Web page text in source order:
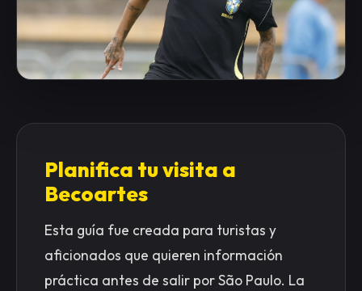
Planifica tu visita a
Becoartes
Esta guía fue creada para turistas y
aficionados que quieren información
práctica antes de salir por São Paulo. La